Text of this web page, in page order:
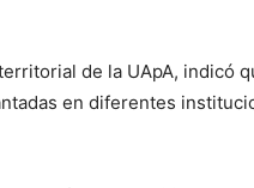
de la UApA, indicó
en diferentes